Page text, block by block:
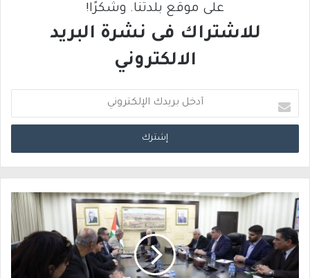
على موقع بلدتنا. وشكرًا!
للاشتراك فى نشرة البريد
الالكتروني
د
خ
ب
ر
ي
د